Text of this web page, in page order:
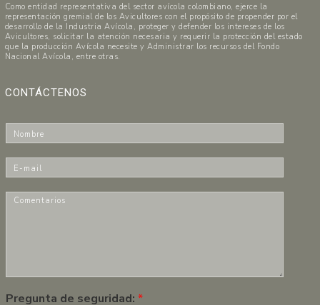
Como entidad representativa del sector avícola colombiano, ejerce la
representación gremial de los Avicultores con el propósito de propender por el
desarrollo de la Industria Avícola, proteger y defender los intereses de los
Avicultores, solicitar la atención necesaria y requerir la protección del estado
que la producción Avícola necesite y Administrar los recursos del Fondo
Nacional Avícola, entre otras.
CONTÁCTENOS
o
m
-
m
rPregunta de seguridad: *